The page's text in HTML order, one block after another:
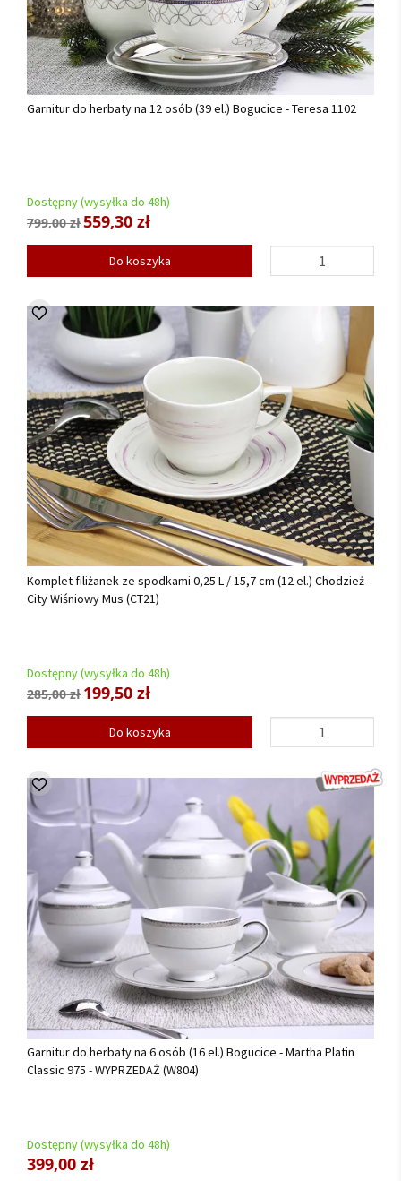
Garnitur do herbaty na 12 osób (39 el.) Bogucice - Teresa 1102
Dostępny (wysyłka do 48h)
799,00 zł559,30 zł
Do koszyka
Komplet filiżanek ze spodkami 0,25 L / 15,7 cm (12 el.) Chodzież -
City Wiśniowy Mus (CT21)
Dostępny (wysyłka do 48h)
285,00 zł 199,50 zł
Do koszyka
Garnitur do herbaty na 6 osób (16 el.) Bogucice - Martha Platin
Classic 975 - WYPRZEDAŻ (W804)
Dostępny (wysyłka do 48h)
399,00 zł